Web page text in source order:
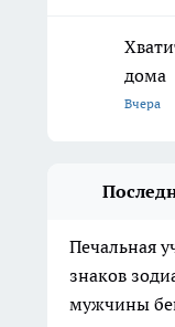
дома
Вчера
Печальная
знаков
мужчины